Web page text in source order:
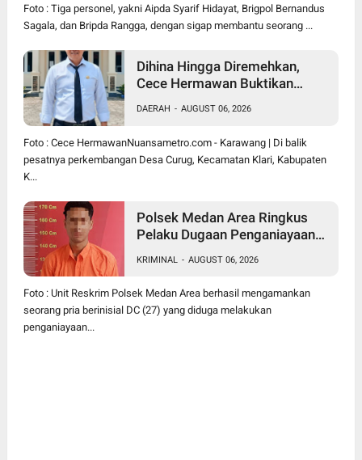
Foto : Tiga personel, yakni Aipda Syarif Hidayat, Brigpol Bernandus
Sagala, dan Bripda Rangga, dengan sigap membantu seorang ...
Dihina Hingga Diremehkan,
Cece Hermawan Buktikan
Bangun Desa Curug
DAERAH - AUGUST 06, 2026
Foto : Cece HermawanNuansametro.com - Karawang | Di balik
pesatnya perkembangan Desa Curug, Kecamatan Klari, Kabupaten
K...
Polsek Medan Area Ringkus
Pelaku Dugaan Penganiayaan
Denai, Korban Alami Luka
Memar
KRIMINAL - AUGUST 06, 2026
Foto : Unit Reskrim Polsek Medan Area berhasil mengamankan
seorang pria berinisial DC (27) yang diduga melakukan
penganiayaan...